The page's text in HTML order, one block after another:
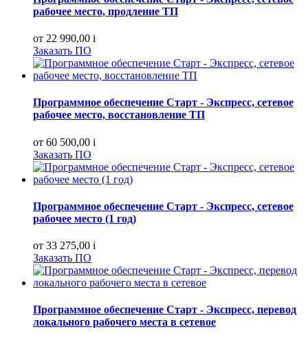
рабочее место, продление ТП
от 22 990,00 i
Заказать ПО
Программное обеспечение Старт - Экспресс, сетевое
рабочее место, восстановление ТП
от 60 500,00 i
Заказать ПО
Программное обеспечение Старт - Экспресс, сетевое
рабочее место (1 год)
от 33 275,00 i
Заказать ПО
Программное обеспечение Старт - Экспресс, перевод
локального рабочего места в сетевое